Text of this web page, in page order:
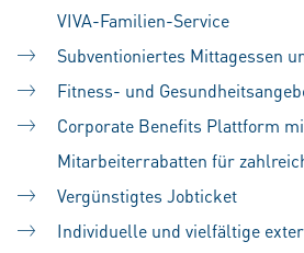
VIVA-Familien-Service
Subventioniertes Mittagessen
Fitness- und
Corporate Benefits Plattform
Mitarbeiterrabatten für
Vergünstigtes Jobticket
Individuelle und vielfältige